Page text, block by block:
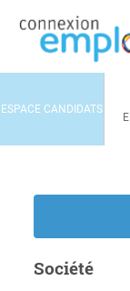
ESPACE CANDIDATS
Société